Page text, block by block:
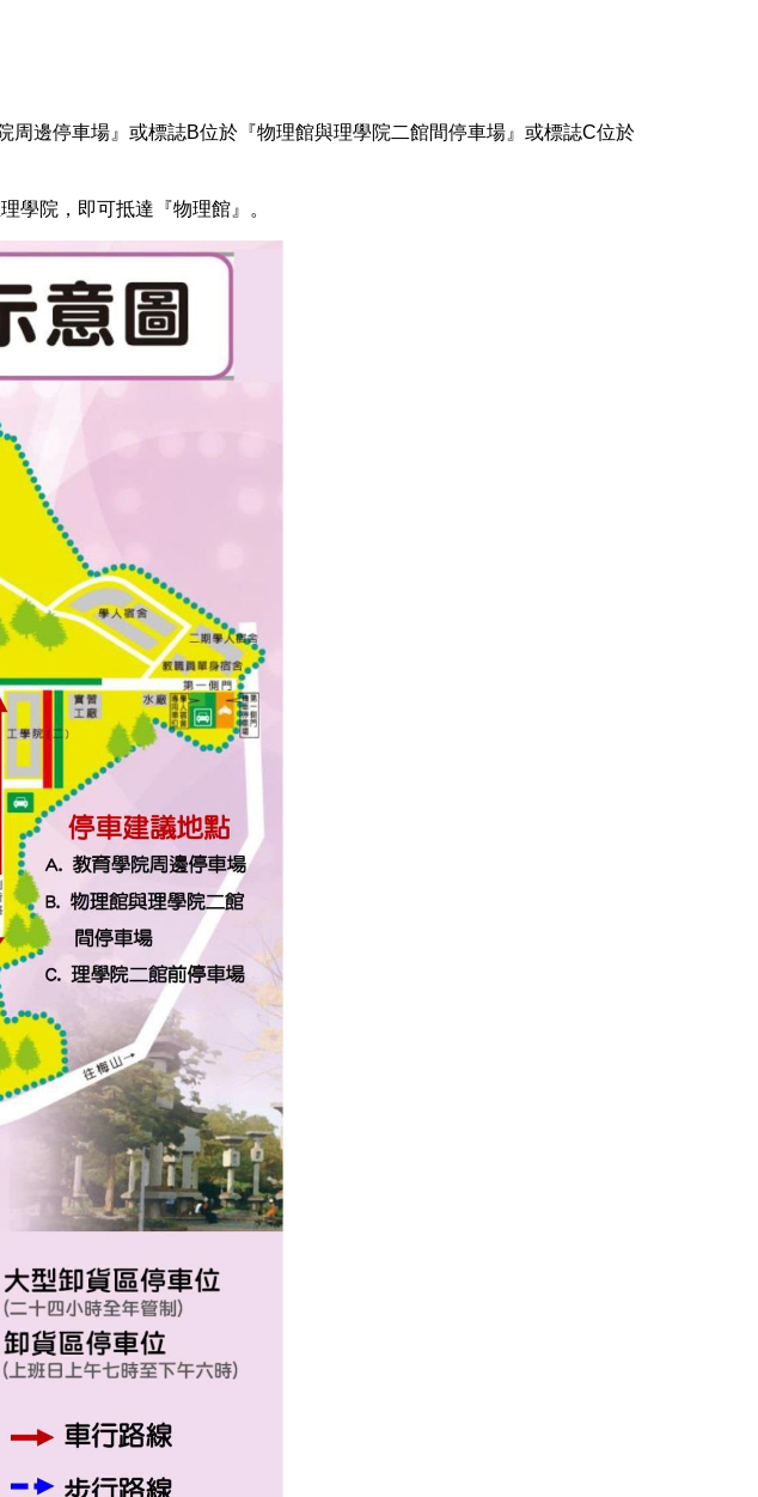
邊停車場』或標誌B位於『物理館與理學院二館間停車場』或標誌C位於
學院，即可抵達『物理館』。